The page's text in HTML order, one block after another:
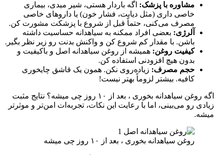
مشاوره با پزشک: اگه باردار هستی، شیر میدی، بیماری
خاصی داری (مثل دیابت، فشار خون) یا داروهای خاصی
مصرف می‌کنی، حتماً قبل از شروع با پزشکت مشورت کن.
آلرژی: بعضی افراد ممکنه به سیاهدانه حساسیت داشته
باشن. با مقدار کم شروع کن و واکنش بدنت رو زیر نظر بگیر.
کیفیت روغن: همیشه از روغن سیاهدانه اصل و باکیفیت و
بدون هیچ افزودنی استفاده کن.
حجم مصرف: زیاده‌روی نکن. همون یک قاشق چایخوری
کافیه. بیشتر لزوماً بهتر نیست!
اگه روغن سیاهدانه بخوری ، بعد از ۱۰ روز چی میشه؟ نتایج مثبت
زیادی رو می‌بینی، اما با رعایت این نکات، تجربه‌ات امن‌تر و موثرتر
میشه.
روغن سیاهدانه بخوری ، بعد از ۱۰ روز چی میشه